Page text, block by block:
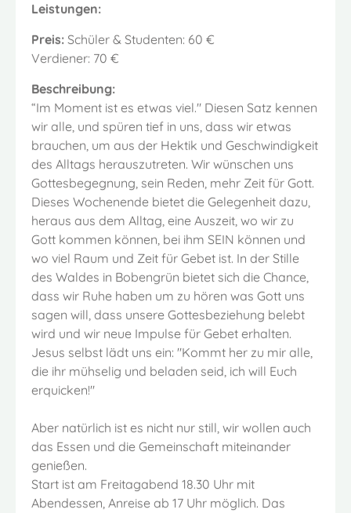
Leistungen:
Preis: Schüler & Studenten: 60 €
Verdiener: 70 €
Beschreibung:
“Im Moment ist es etwas viel." Diesen Satz kennen
wir alle, und spüren tief in uns, dass wir etwas
brauchen, um aus der Hektik und Geschwindigkeit
des Alltags herauszutreten. Wir wünschen uns
Gottesbegegnung, sein Reden, mehr Zeit für Gott.
Dieses Wochenende bietet die Gelegenheit dazu,
heraus aus dem Alltag, eine Auszeit, wo wir zu
Gott kommen können, bei ihm SEIN können und
wo viel Raum und Zeit für Gebet ist. In der Stille
des Waldes in Bobengrün bietet sich die Chance,
dass wir Ruhe haben um zu hören was Gott uns
sagen will, dass unsere Gottesbeziehung belebt
wird und wir neue Impulse für Gebet erhalten.
Jesus selbst lädt uns ein: "Kommt her zu mir alle,
die ihr mühselig und beladen seid, ich will Euch
erquicken!"
Aber natürlich ist es nicht nur still, wir wollen auch
das Essen und die Gemeinschaft miteinander
genießen.
Start ist am Freitagabend 18.30 Uhr mit
Abendessen, Anreise ab 17 Uhr möglich. Das